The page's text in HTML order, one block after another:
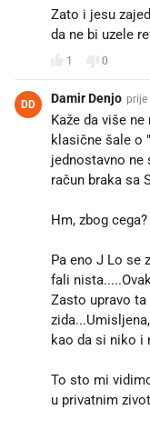
Zato i jesu
da ne bi uzele
1 0
DD Damir Denjo prije
Kaže da više
klasične šale o
jednostavno
račun braka sa
Hm, zbog
Pa eno J Lo se
fali
Zasto upravo
kao da si niko i
To sto mi
u privatnim